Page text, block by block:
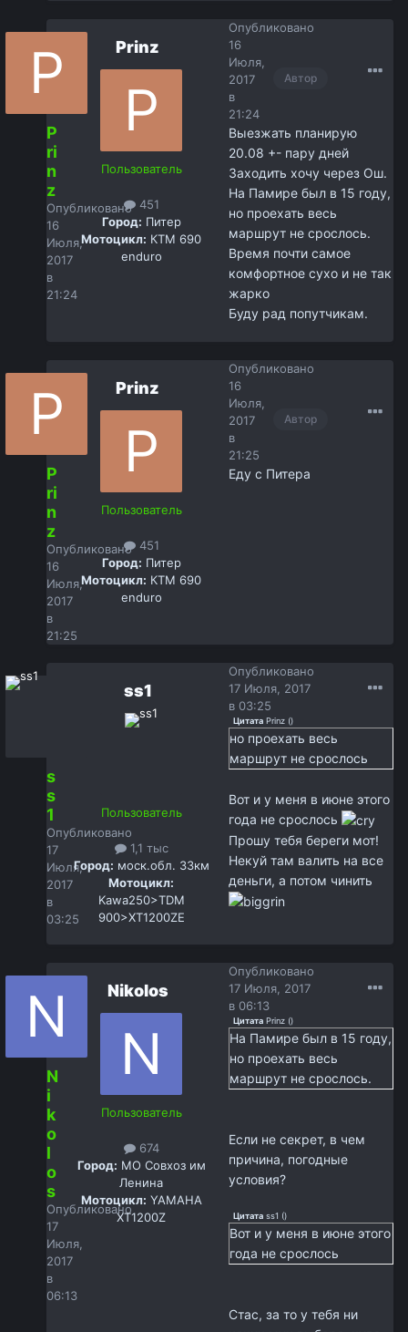
P
ri
n
z
Опубликовано
16
Июля,
2017
в
21:24
Prinz
Пользователь
451
Город: Питер
Мотоцикл: КТМ 690
enduro
Автор
Опубликовано
16
Июля,
2017
в
21:24
Выезжать планирую
20.08 +- пару дней
Заходить хочу через Ош.
На Памире был в 15 году,
но проехать весь
маршрут не срослось.
Время почти самое
комфортное сухо и не так
жарко
Буду рад попутчикам.
P
ri
n
z
Опубликовано
16
Июля,
2017
в
21:25
Prinz
Пользователь
451
Город: Питер
Мотоцикл: КТМ 690
enduro
Автор
Опубликовано
16
Июля,
2017
в
21:25
Еду с Питера
s
s
1
Опубликовано
17
Июля,
2017
в
03:25
ss1
Пользователь
1,1 тыс
Город: моск.обл. 33км
Мотоцикл:
Kawa250>TDM
900>XT1200ZE
Опубликовано
17 Июля, 2017
в 03:25
Цитата Prinz ()
но проехать весь
маршрут не срослось
Вот и у меня в июне этого
года не срослось
Прошу тебя береги мот!
Некуй там валить на все
деньги, а потом чинить
N
i
k
o
l
o
s
Опубликовано
17
Июля,
2017
в
06:13
Nikolos
Пользователь
674
Город: МО Совхоз им
Ленина
Мотоцикл: YAMAHA
XT1200Z
Опубликовано
17 Июля, 2017
в 06:13
Цитата Prinz ()
На Памире был в 15 году,
но проехать весь
маршрут не срослось.
Если не секрет, в чем
причина, погодные
условия?
Цитата ss1 ()
Вот и у меня в июне этого
года не срослось
Стас, за то у тебя ни